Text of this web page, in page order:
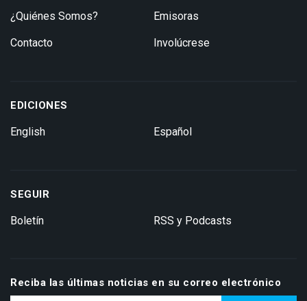
¿Quiénes Somos?
Contacto
Emisoras
Involúcrese
EDICIONES
English Español
SEGUIR
Boletín RSS y Podcasts
Reciba las últimas noticias en su correo electrónico